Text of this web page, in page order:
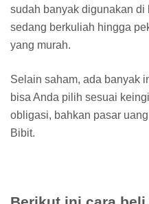
sudah banyak digunakan
sedang berkuliah hingga
yang murah.
Selain saham, ada banyak
bisa Anda pilih sesuai
obligasi, bahkan pasar
Bibit.